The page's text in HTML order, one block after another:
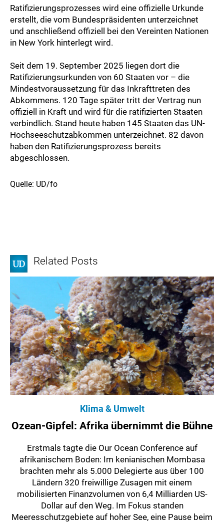
Ratifizierungsprozesses wird eine offizielle Urkunde
erstellt, die vom Bundespräsidenten unterzeichnet
und anschließend offiziell bei den Vereinten Nationen
in New York hinterlegt wird.
Seit dem 19. September 2025 liegen dort die
Ratifizierungsurkunden von 60 Staaten vor – die
Mindestvoraussetzung für das Inkrafttreten des
Abkommens. 120 Tage später tritt der Vertrag nun
offiziell in Kraft und wird für die ratifizierten Staaten
verbindlich. Stand heute haben 145 Staaten das UN-
Hochseeschutzabkommen unterzeichnet. 82 davon
haben den Ratifizierungsprozess bereits
abgeschlossen.
Quelle: UD/fo
Related Posts
Klima & Umwelt
Ozean-Gipfel: Afrika übernimmt die Bühne
Erstmals tagte die Our Ocean Conference auf
afrikanischem Boden: Im kenianischen Mombasa
brachten mehr als 5.000 Delegierte aus über 100
Ländern 320 freiwillige Zusagen mit einem
mobilisierten Finanzvolumen von 6,4 Milliarden US-
Dollar auf den Weg. Im Fokus standen
Meeresschutzgebiete auf hoher See, eine Pause beim